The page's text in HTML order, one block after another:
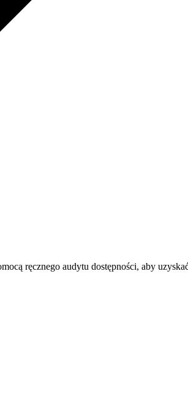
ręcznego audytu dostępności, aby